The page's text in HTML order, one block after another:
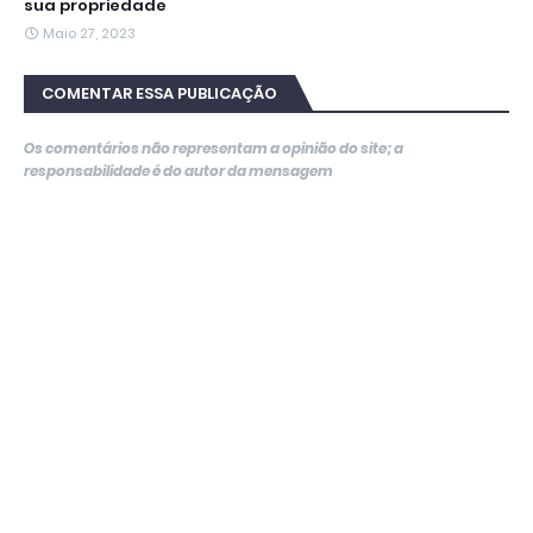
sua propriedade
Maio 27, 2023
COMENTAR ESSA PUBLICAÇÃO
Os comentários não representam a opinião do site; a
responsabilidade é do autor da mensagem